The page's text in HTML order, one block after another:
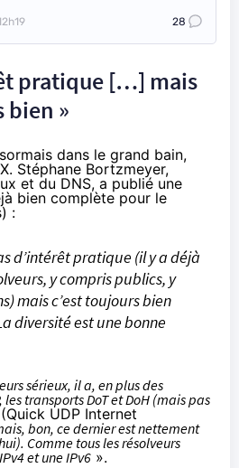
28
pratique […] mais
bien »
dans le grand bain,
. Stéphane Bortzmeyer,
et du DNS, a publié une
bien complète pour le
:
d’intérêt pratique (il y a déjà
y compris publics, y
mais c’est toujours bien
diversité est une bonne
sérieux, il a, en plus des
transports DoT et DoH (mais pas
(Quick UDP Internet
bon, ce dernier est nettement
Comme tous les résolveurs
et une IPv6 ».